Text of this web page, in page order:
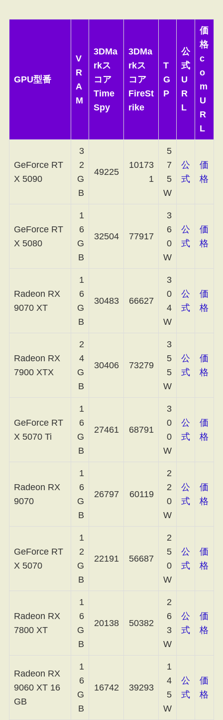
GPU型番
V
R
A
M
3DMa
rkス
コア
Time
Spy
3DMa
rkス
コア
FireSt
rike
T
G
P
公
式
U
R
L
価
格
c
o
m
U
R
L
GeForce RT
X 5090
3
2
G
B
49225
10173
1
5
7
5
W
公
式
価
格
GeForce RT
X 5080
1
6
G
B
32504 77917
3
6
0
W
公
式
価
格
Radeon RX
9070 XT
1
6
G
B
30483 66627
3
0
4
W
公
式
価
格
Radeon RX
7900 XTX
2
4
G
B
30406 73279
3
5
5
W
公
式
価
格
GeForce RT
X 5070 Ti
1
6
G
B
27461 68791
3
0
0
W
公
式
価
格
Radeon RX
9070
1
6
G
B
26797 60119
2
2
0
W
公
式
価
格
GeForce RT
X 5070
1
2
G
B
22191 56687
2
5
0
W
公
式
価
格
Radeon RX
7800 XT
1
6
G
B
20138 50382
2
6
3
W
公
式
価
格
Radeon RX
9060 XT 16
GB
1
6
G
B
16742 39293
1
4
5
W
公
式
価
格